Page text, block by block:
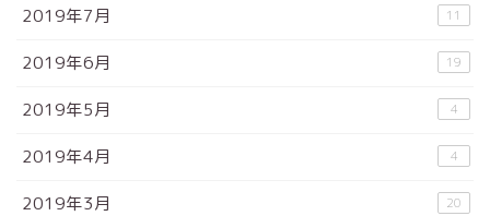
2019年7月 11
2019年6月 19
2019年5月 4
2019年4月 4
2019年3月 20